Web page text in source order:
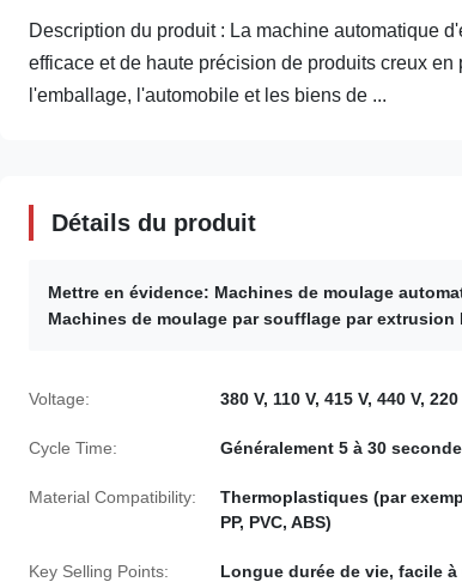
Description du produit : La machine automatique
efficace et de haute précision de produits creux
l'emballage, l'automobile et les biens de ...
Détails du produit
Mettre en évidence: Machines de moulage
Machines de moulage par soufflage par extrusion
Voltage: 380 V, 110 V, 415 V, 440 V, 220
Cycle Time: Généralement 5 à 30
Material Compatibility:
Thermoplastiques (par
PP, PVC, ABS)
Key Selling Points: Longue durée de vie, facile